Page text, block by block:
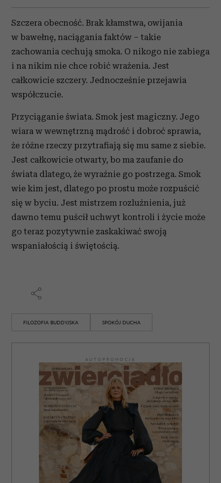
Szczera obecność. Brak kłamstwa, owijania
w bawełnę, naciągania faktów – takie
zachowania cechują smoka. O nikogo nie zabiega
i na nikim nie chce robić wrażenia. Jest
całkowicie szczery. Jednocześnie przejawia
współczucie.
Przyciąganie świata. Smok jest magiczny. Jego
wiara w wewnętrzną mądrość i dobroć sprawia,
że różne rzeczy przytrafiają się mu same z siebie.
Jest całkowicie otwarty, bo ma zaufanie do
świata dlatego, że wyraźnie go postrzega. Smok
wie kim jest, dlatego po prostu może rozpuścić
się w byciu. Jest mistrzem rozluźnienia, już
dawno temu puścił uchwyt kontroli i życie może
go teraz pozytywnie zaskakiwać swoją
wspaniałością i świętością.
FILOZOFIA BUDDYJSKA SPOKÓJ DUCHA
AUTOPROMOCJA